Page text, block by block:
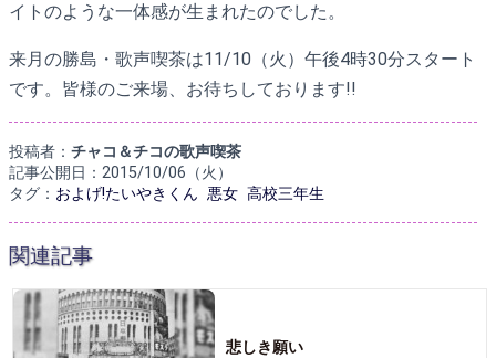
イトのような一体感が生まれたのでした。
来月の勝島・歌声喫茶は11/10（火）午後4時30分スタート
です。皆様のご来場、お待ちしております!!
投稿者： チャコ＆チコの歌声喫茶
記事公開日：2015/10/06（火）
タグ： およげ!たいやきくん 悪女 高校三年生
関連記事
悲しき願い